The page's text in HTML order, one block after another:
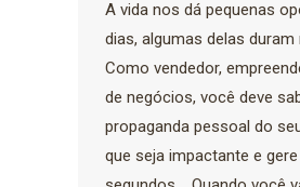
A vida nos dá pequenas
dias, algumas delas
Como vendedor,
de negócios, você deve
propaganda pessoal do
que seja impactante e